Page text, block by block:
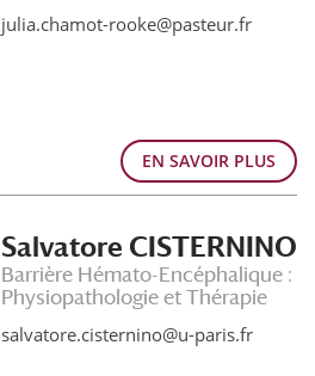
julia.chamot-rooke@pasteur.fr
EN SAVOIR PLUS
Salvatore CISTERNINO
Barrière Hémato-Encéphalique :
Physiopathologie et Thérapie
salvatore.cisternino@u-paris.fr